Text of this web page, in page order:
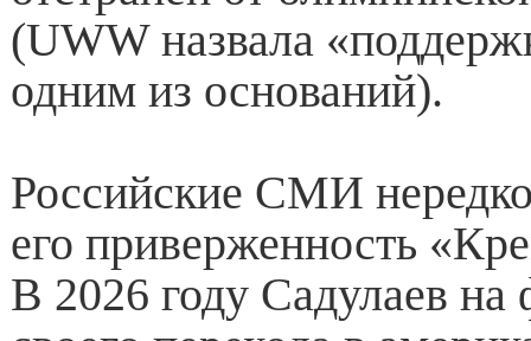
(UWW назвала
одним из оснований).
Российские СМИ
его приверженность
В 2026 году Садулаев на